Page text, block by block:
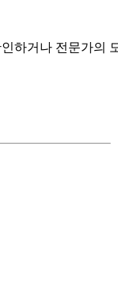
하거나 전문가의